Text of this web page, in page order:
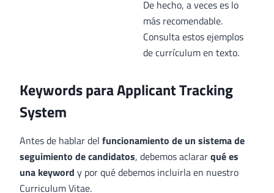
De hecho, a veces es lo
más recomendable.
Consulta estos ejemplos
de currículum en texto.
Keywords para Applicant Tracking
System
Antes de hablar del funcionamiento de un sistema de
seguimiento de candidatos, debemos aclararqué es
una keyword y por qué debemos incluirla en nuestro
Curriculum Vitae.